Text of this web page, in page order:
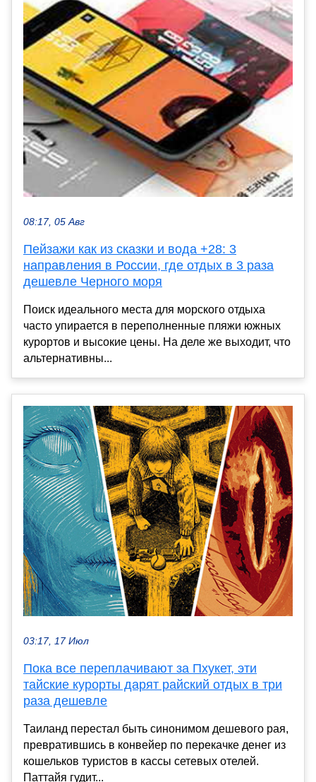
08:17, 05 Авг
Пейзажи как из сказки и вода +28: 3
направления в России, где отдых в 3 раза
дешевле Черного моря
Поиск идеального места для морского отдыха
часто упирается в переполненные пляжи южных
курортов и высокие цены. На деле же выходит, что
альтернативны...
03:17, 17 Июл
Пока все переплачивают за Пхукет, эти
тайские курорты дарят райский отдых в три
раза дешевле
Таиланд перестал быть синонимом дешевого рая,
превратившись в конвейер по перекачке денег из
кошельков туристов в кассы сетевых отелей.
Паттайя гудит...